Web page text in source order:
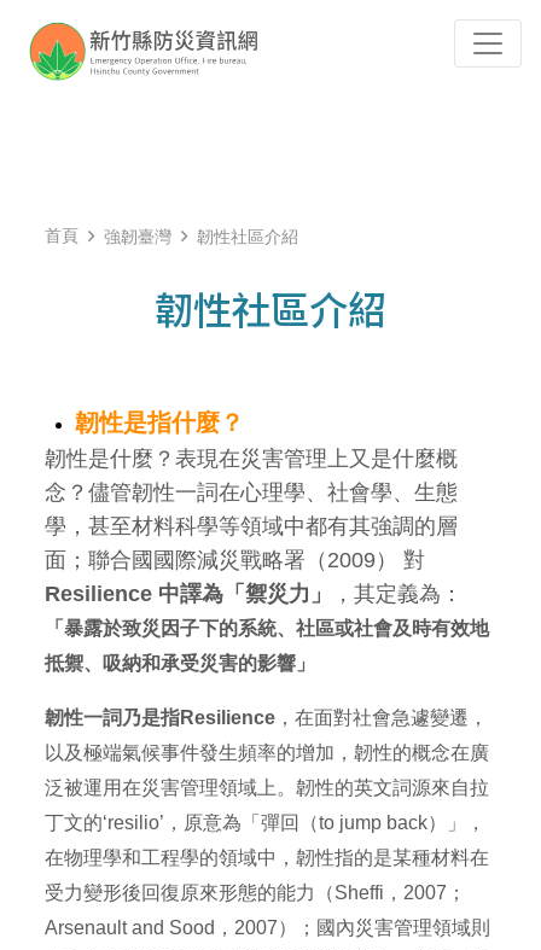
首頁 強韌臺灣 韌性社區介紹
韌性社區介紹
韌性是指什麼？
韌性是什麼？表現在災害管理上又是什麼概
念？儘管韌性一詞在心理學、社會學、生態
學，甚至材料科學等領域中都有其強調的層
面；聯合國國際減災戰略署（2009） 對
Resilience 中譯為「禦災力」
，其定義為：
「暴露於致災因子下的系統、社區或社會及時有效地
抵禦、吸納和承受災害的影響」
韌性一詞乃是指Resilience ，在面對社會急遽變遷，
以及極端氣候事件發生頻率的增加，韌性的概念在廣
泛被運用在災害管理領域上。韌性的英文詞源來自拉
丁文的‘resilio’，原意為「彈回（to jump back）」，
在物理學和工程學的領域中，韌性指的是某種材料在
受力變形後回復原來形態的能力（Sheffi，2007；
Arsenault and Sood，2007）；國內災害管理領域則